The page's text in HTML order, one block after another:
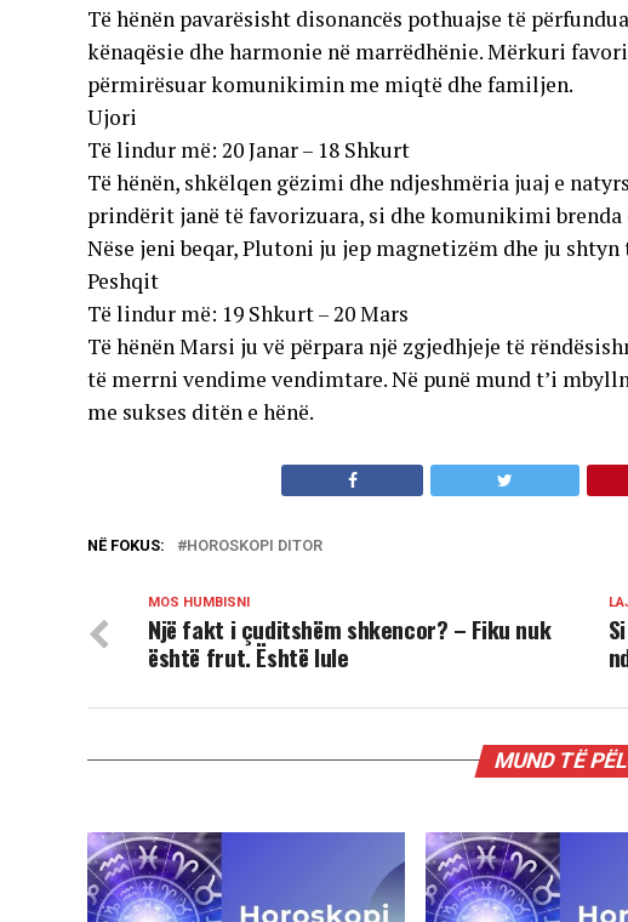
Të hënën pavarësisht disonancës pothuajse të
kënaqësie dhe harmonie në marrëdhënie. Mërkuri
përmirësuar komunikimin me miqtë dhe familjen.
Ujori
Të lindur më: 20 Janar – 18 Shkurt
Të hënën, shkëlqen gëzimi dhe ndjeshmëria juaj e
prindërit janë të favorizuara, si dhe komunikimi
Nëse jeni beqar, Plutoni ju jep magnetizëm dhe ju
Peshqit
Të lindur më: 19 Shkurt – 20 Mars
Të hënën Marsi ju vë përpara një zgjedhjeje të
të merrni vendime vendimtare. Në punë mund t’i
me sukses ditën e hënë.
NË FOKUS: HOROSKOPI DITOR
MOS HUMBISNI
Një fakt i çuditshëm shkencor? – Fiku nuk
është frut. Është lule
MUND TË